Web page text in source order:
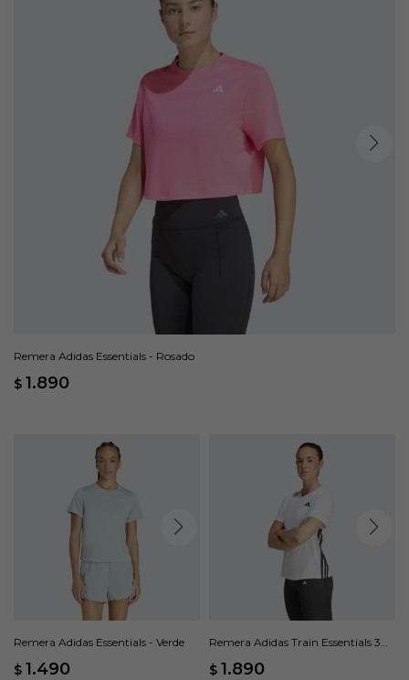
Remera Adidas Essentials - Rosado
$ 1.890
Remera Adidas Essentials - Verde
$ 1.490
Remera Adidas Train Essentials 3
$ 1.890